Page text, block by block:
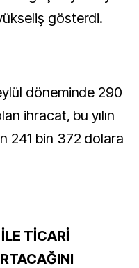
gösterdi.
döneminde 290
ihracat, bu yılın
241 bin 372 dolara
TİCARİ